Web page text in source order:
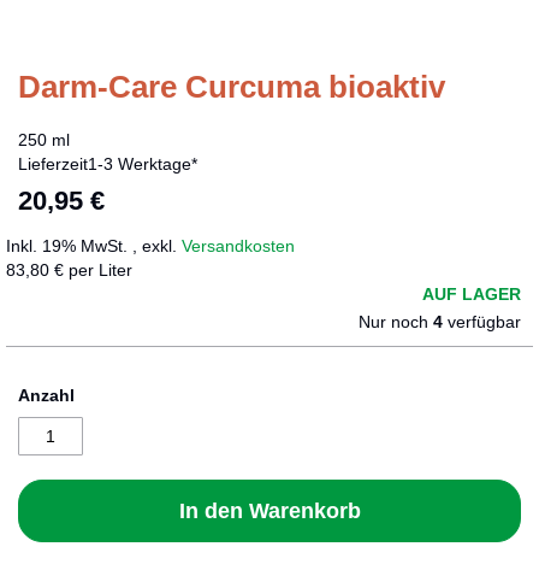
Darm-Care Curcuma bioaktiv
250 ml
Lieferzeit1-3 Werktage*
20,95 €
Inkl. 19% MwSt. exkl. Versandkosten
83,80 € per Liter
AUF LAGER
Nur noch 4 verfügbar
Anzahl
In den Warenkorb
Zum